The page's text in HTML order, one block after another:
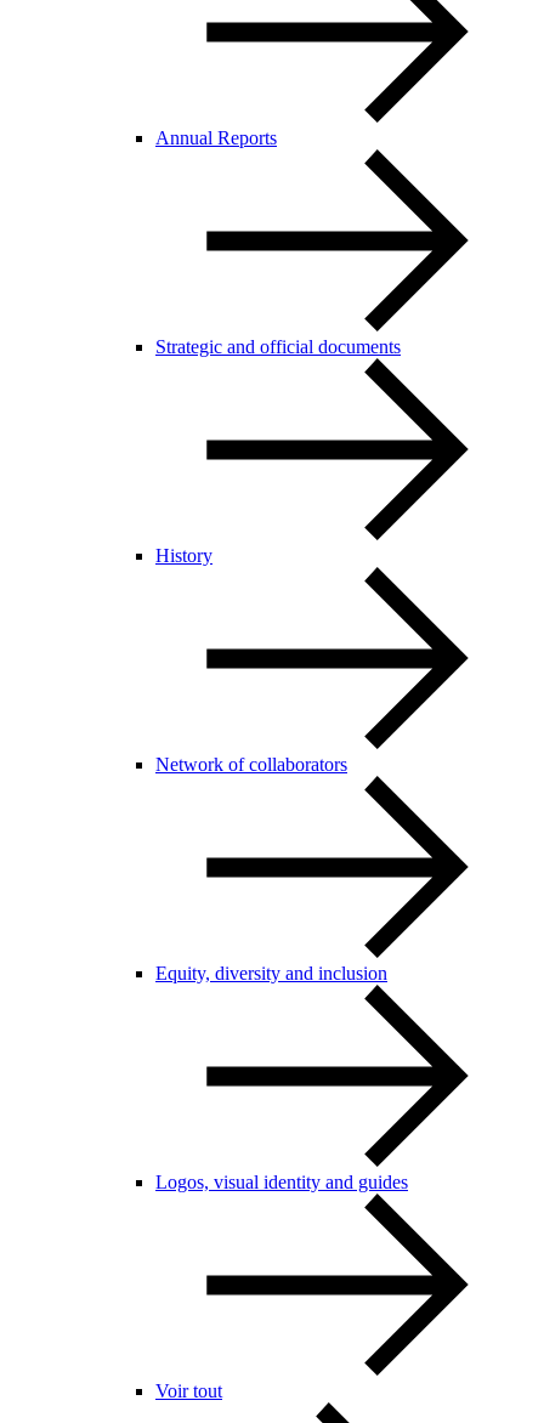
Annual Reports
Strategic and official documents
History
Network of collaborators
Equity, diversity and inclusion
Logos, visual identity and guides
Voir tout